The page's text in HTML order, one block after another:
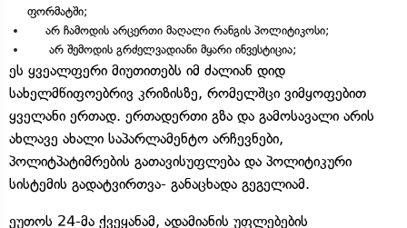
ფორმატში;
არ ჩამოდის არცერთი მაღალი რანგის პოლიტიკოსი;
არ შემოდის გრძელვადიანი მყარი ინვესტიცია;
ეს ყვეალფერი მიუთითებს იმ ძალიან დიდ
სახელმწიფოებრივ კრიზისზე, რომელშცი ვიმყოფებით
ყველანი ერთად. ერთადერთი გზა და გამოსავალი არის
ახლავე ახალი საპარლამენტო არჩევნები,
პოლიტპატიმრების გათავისუფლება და პოლიტიკური
სისტემის გადატვირთვა- განაცხადა გეგელიამ.
ეუთოს 24-მა ქვეყანამ, ადამიანის უფლებების